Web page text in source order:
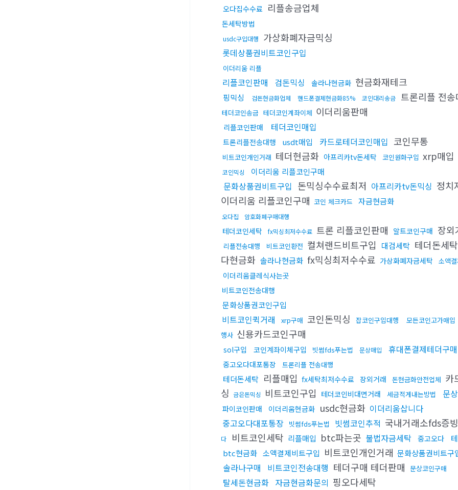
오다집수수료 리플송금업체
돈세탁방법
usdc구입대행 가상화폐자금믹싱
롯데상품권비트코인구입
이더리움 리플
리플코인판매 검돈믹싱 솔라나현금화 현금화재테크
핑믹싱 검돈현금화업체 핸드폰결제현금화85% 코인대리송금 트론리플 전송
테더코인송금 테더코인계좌이체 이더리움판매
리플코인판매 테더코인매입
트론리플전송대행 usdt매입 카드로테더코인매입 코인무통
비트코인개인거래 테더현금화 아프리카tv돈세탁 코인원화구입 xrp매입
코인믹싱 이더리움 리플코인구매
문화상품권비트구입 돈믹싱수수료최저 아프리카tv돈믹싱 정치
이더리움 리플코인구매 코인 체크카드 자금현금화
오다집 암호화폐구매대행
테더코인세탁 fx믹싱최저수수료 트론 리플코인판매 알트코인구매 장외
리플전송대행 비트코인환전 컬쳐랜드비트구입 대검세탁 테더돈세탁
다현금화 솔라나현금화 fx믹싱최저수수료 가상화폐자금세탁 소액
이더리움클레식사는곳
비트코인전송대행
문화상품권코인구입
비트코인퀵거래 xrp구매 코인돈믹싱 잡코인구입대행 모든코인고가매입
행사 신용카드코인구매
sol구입 코인계좌이체구입 빗썸fds푸는법 문상매입 휴대폰결제테더구매
중고오다대포통장 트론리플 전송대행
테더돈세탁 리플매입 fx세탁최저수수료 장외거래 돈현금화안전업체 카
싱 금은돈믹싱 비트코인구입 테더코인비대면거래 세금적게내는방법 문
파이코인판매 이더리움현금화 usdc현금화 이더리움삽니다
중고오다대포통장 빗썸fds푸는법 빗썸코인추적 국내거래소fds증빙
다
비트코인세탁 리플매입 btc파는곳 불법자금세탁 중고오다
btc현금화 소액결제비트구입 비트코인개인거래 문화상품권비트구
솔라나구매 비트코인전송대행 테더구매 테더판매 문상코인구매
탈세돈현금화 자금현금화문의 핑오다세탁